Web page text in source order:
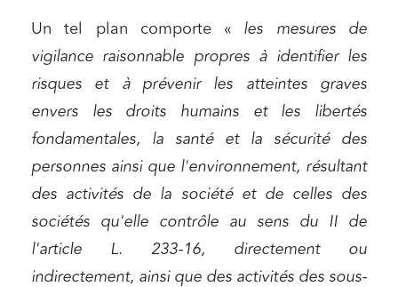
Un tel plan comporte « les mesures de
vigilance raisonnable propres à identifier les
risques et à prévenir les atteintes graves
envers les droits humains et les libertés
fondamentales, la santé et la sécurité des
personnes ainsi que l'environnement, résultant
des activités de la société et de celles des
sociétés qu'elle contrôle au sens du II de
l'article L. 233-16, directement ou
indirectement, ainsi que des activités des sous-